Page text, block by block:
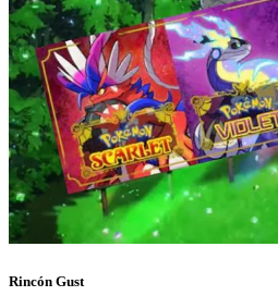
Rincón Gust